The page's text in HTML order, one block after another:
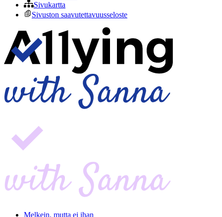
Sivukartta
Sivuston saavutettavuusseloste
Melkein, mutta ei ihan